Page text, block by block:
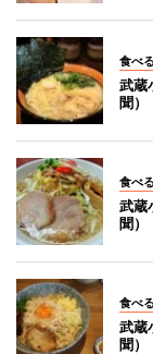
食べる
武蔵
聞）
食べる
武蔵
聞）
食べる
武蔵
聞）